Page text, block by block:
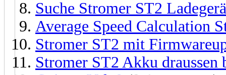
Suche Stromer ST2
Average Speed Calculation
Stromer ST2 mit
Stromer ST2 Akku draussen